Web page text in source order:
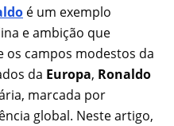
é um exemplo
e ambição que
os campos modestos da
da Europa, Ronaldo
marcada por
global. Neste artigo,